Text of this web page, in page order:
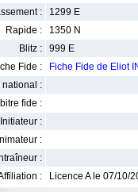
:
1299 E
Rapide :
1350 N
Blitz :
999 E
Fide :
Fiche Fide de Eliot
national :
fide :
Initiateur :
:
:
:
Licence A le 07/10/